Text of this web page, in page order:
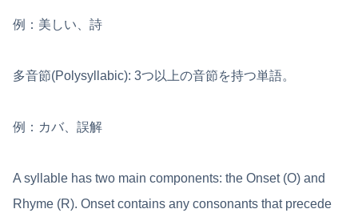
例：美しい、詩
多音節(Polysyllabic): 3つ以上の音節を持つ単語。
例：カバ、誤解
A syllable has two main components: the Onset (O) and
Rhyme (R). Onset contains any consonants that precede